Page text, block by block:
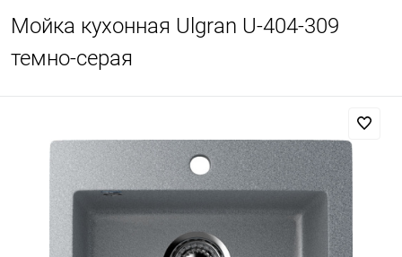
Мойка кухонная Ulgran U-404-309
темно-серая